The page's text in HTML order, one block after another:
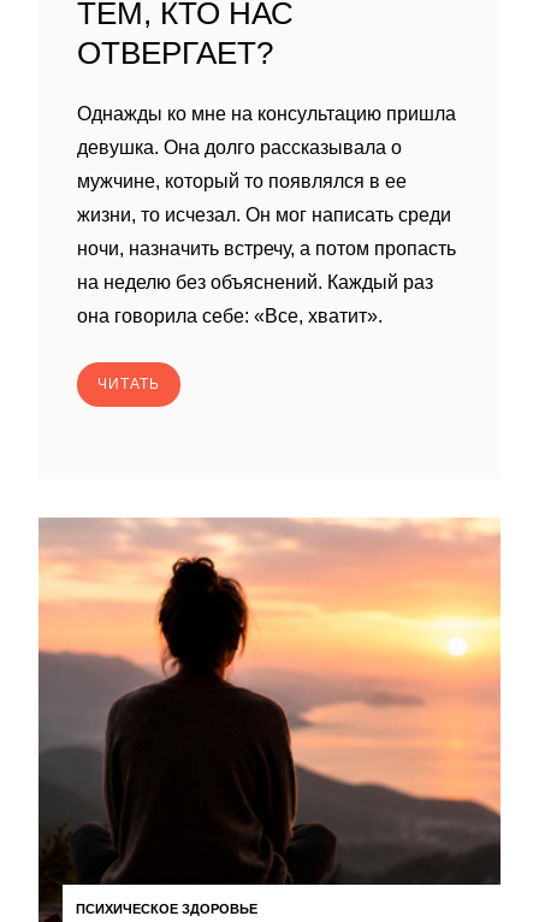
ТЕМ, КТО НАС
ОТВЕРГАЕТ?
Однажды ко мне на консультацию пришла
девушка. Она долго рассказывала о
мужчине, который то появлялся в ее
жизни, то исчезал. Он мог написать среди
ночи, назначить встречу, а потом пропасть
на неделю без объяснений. Каждый раз
она говорила себе: «Все, хватит».
ЧИТАТЬ
ПСИХИЧЕСКОЕ ЗДОРОВЬЕ